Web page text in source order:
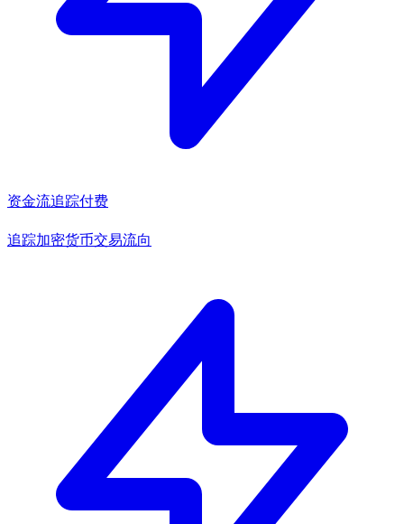
资金流追踪付费
追踪加密货币交易流向